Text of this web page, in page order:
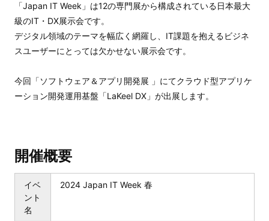
「Japan IT Week」は12の専門展から構成されている日本最大
級のIT・DX展示会です。
デジタル領域のテーマを幅広く網羅し、IT課題を抱えるビジネ
スユーザーにとっては欠かせない展示会です。
今回「ソフトウェア＆アプリ開発展 」にてクラウド型アプリケ
ーション開発運用基盤「LaKeel DX」が出展します。
開催概要
イベ
ント
名
2024 Japan IT Week 春